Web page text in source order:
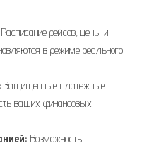
Расписание рейсов, цены и
в режиме реального
Защищенные платежные
ваших финансовых
Возможность